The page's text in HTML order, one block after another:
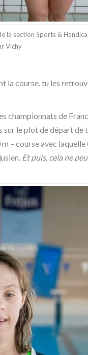
section Sports &
Vichy
course, tu les
championnats de
sur le plot de départ
– course avec
Et puis, cela ne